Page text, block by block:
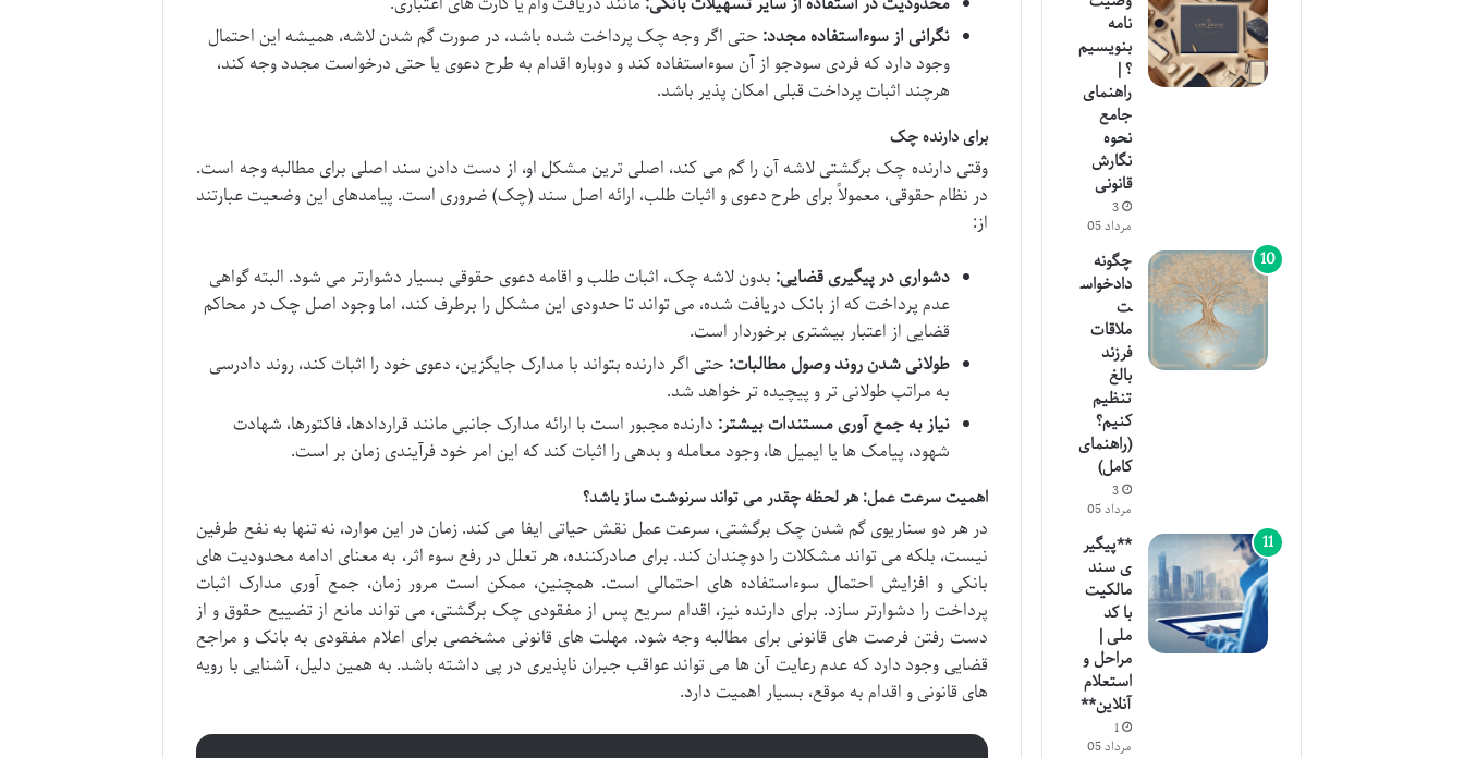
نگرانی از سوءاستفاده مجدد: حتی اگر وجه چک پرداخت شده باشد، در صورت گم شدن لاشه، همیشه این احتمال
وجود دارد که فردی سودجو از آن سوءاستفاده کند و دوباره اقدام به طرح دعوی یا حتی درخواست مجدد وجه کند،
هرچند اثبات پرداخت قبلی امکان پذیر باشد.
برای دارنده چک
وقتی دارنده چک برگشتی لاشه آن را گم می کند، اصلی ترین مشکل او، از دست دادن سند اصلی برای مطالبه وجه است.
در نظام حقوقی، معمولاً برای طرح دعوی و اثبات طلب، ارائه اصل سند (چک) ضروری است. پیامدهای این وضعیت عبارتند
از:
دشواری در پیگیری قضایی: بدون لاشه چک، اثبات طلب و اقامه دعوی حقوقی بسیار دشوارتر می شود. البته گواهی
عدم پرداخت که از بانک دریافت شده، می تواند تا حدودی این مشکل را برطرف کند، اما وجود اصل چک در محاکم
قضایی از اعتبار بیشتری برخوردار است.
طولانی شدن روند وصول مطالبات: حتی اگر دارنده بتواند با مدارک جایگزین، دعوی خود را اثبات کند، روند دادرسی
به مراتب طولانی تر و پیچیده تر خواهد شد.
نیاز به جمع آوری مستندات بیشتر: دارنده مجبور است با ارائه مدارک جانبی مانند قراردادها، فاکتورها، شهادت
شهود، پیامک ها یا ایمیل ها، وجود معامله و بدهی را اثبات کند که این امر خود فرآیندی زمان بر است.
اهمیت سرعت عمل: هر لحظه چقدر می تواند سرنوشت ساز باشد؟
در هر دو سناریوی گم شدن چک برگشتی، سرعت عمل نقش حیاتی ایفا می کند. زمان در این موارد، نه تنها به نفع طرفین
نیست، بلکه می تواند مشکلات را دوچندان کند. برای صادرکننده، هر تعلل در رفع سوء اثر، به معنای ادامه محدودیت های
بانکی و افزایش احتمال سوءاستفاده های احتمالی است. همچنین، ممکن است مرور زمان، جمع آوری مدارک اثبات
پرداخت را دشوارتر سازد. برای دارنده نیز، اقدام سریع پس از مفقودی چک برگشتی، می تواند مانع از تضییع حقوق و از
دست رفتن فرصت های قانونی برای مطالبه وجه شود. مهلت های قانونی مشخصی برای اعلام مفقودی به بانک و مراجع
قضایی وجود دارد که عدم رعایت آن ها می تواند عواقب جبران ناپذیری در پی داشته باشد. به همین دلیل، آشنایی با رویه
های قانونی و اقدام به موقع، بسیار اهمیت دارد.
نامه
بنویسیم
؟ |
راهنمای
جامع
نحوه
نگارش
قانونی
3
مرداد 05
چگونه
دادخواس
ت
ملاقات
فرزند
بالغ
تنظیم
کنیم؟
(راهنمای
کامل)
3
مرداد 05
**پیگیر
ی سند
مالکیت
با کد
ملی |
مراحل و
استعلام
آنلاین**
1
مرداد 05